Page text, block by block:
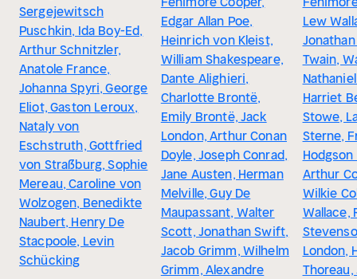
Sergejewitsch
Puschkin, Ida Boy-Ed,
Arthur Schnitzler,
Anatole France,
Johanna Spyri, George
Eliot, Gaston Leroux,
Nataly von
Eschstruth, Gottfried
von Straßburg, Sophie
Mereau, Caroline von
Wolzogen, Benedikte
Naubert, Henry De
Stacpoole, Levin
Schücking
Edgar Allan Poe,
Heinrich von Kleist,
William Shakespeare,
Dante Alighieri,
Charlotte Brontë,
Emily Brontë, Jack
London, Arthur Conan
Doyle, Joseph Conrad,
Jane Austen, Herman
Melville, Guy De
Maupassant, Walter
Scott, Jonathan Swift,
Jacob Grimm, Wilhelm
Grimm, Alexandre
Lew
Twain,
Harriet
Stowe,
Sterne,
Arthur
Wilkie
Wallace,
London,
Thoreau,